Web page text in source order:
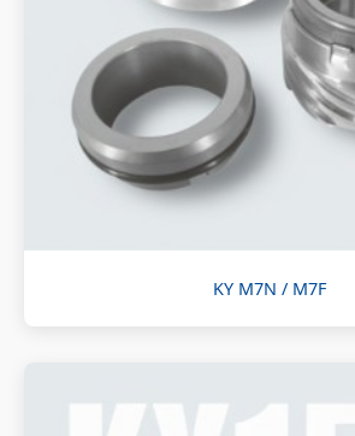
KY M7N / M7F